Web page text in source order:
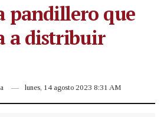
pandillero que
a distribuir
lunes, 14 agosto 2023 8:31 AM